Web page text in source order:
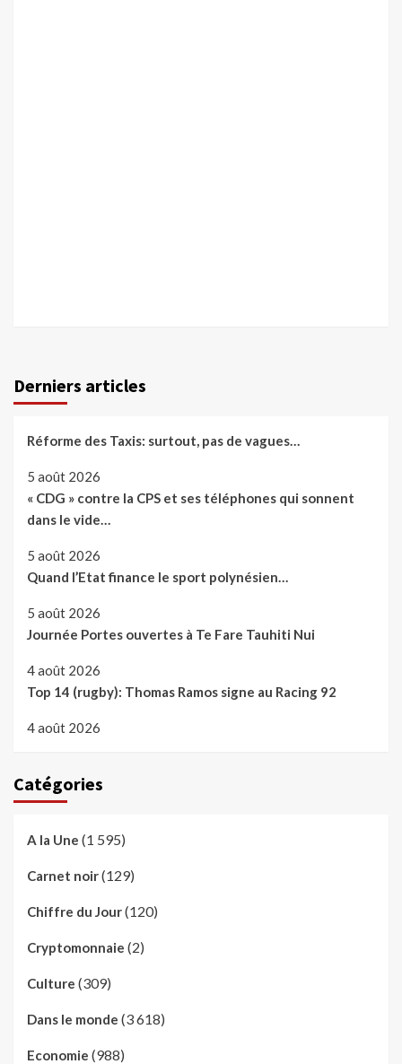
Derniers articles
Réforme des Taxis: surtout, pas de vagues…
5 août 2026
« CDG » contre la CPS et ses téléphones qui sonnent
dans le vide…
5 août 2026
Quand l’Etat finance le sport polynésien…
5 août 2026
Journée Portes ouvertes à Te Fare Tauhiti Nui
4 août 2026
Top 14 (rugby): Thomas Ramos signe au Racing 92
4 août 2026
Catégories
A la Une (1 595)
Carnet noir(129)
Chiffre du Jour(120)
Cryptomonnaie (2)
Culture (309)
Dans le monde (3 618)
Economie (988)